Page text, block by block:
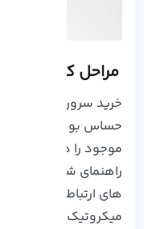
مراحل کنترل
خرید سرور مجازی
حساس بوده و نیاز به
موجود را دارد.
راهنمای شما عزیزان
های ارتباطی با ما در
میکروتیک دو روش